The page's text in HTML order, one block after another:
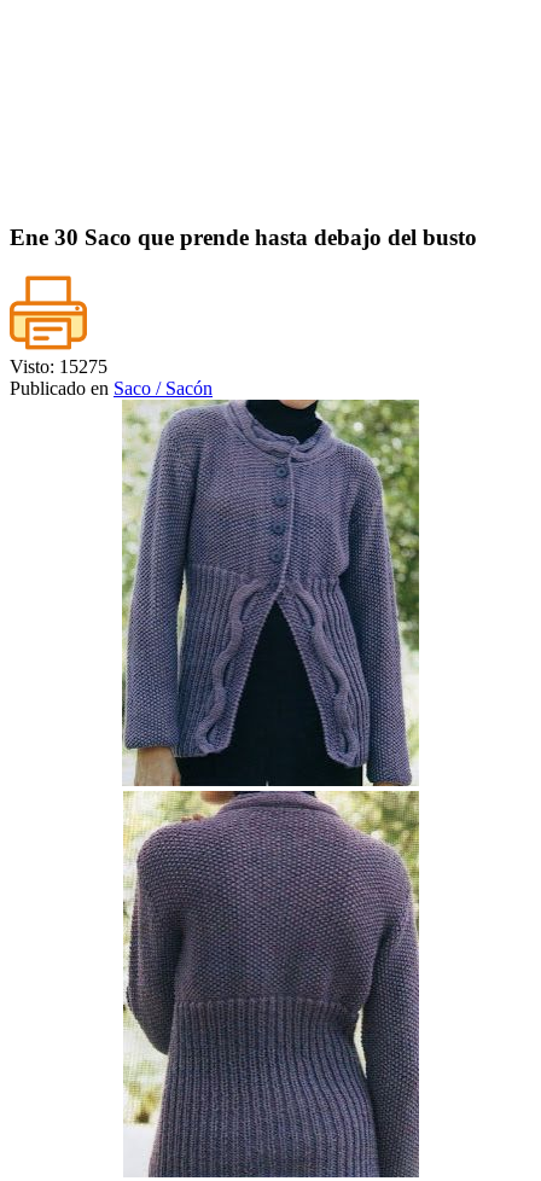
Ene 30 Saco que prende hasta debajo del busto
Visto: 15275
Publicado en Saco / Sacón